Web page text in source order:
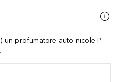
un profumatore auto nicole P